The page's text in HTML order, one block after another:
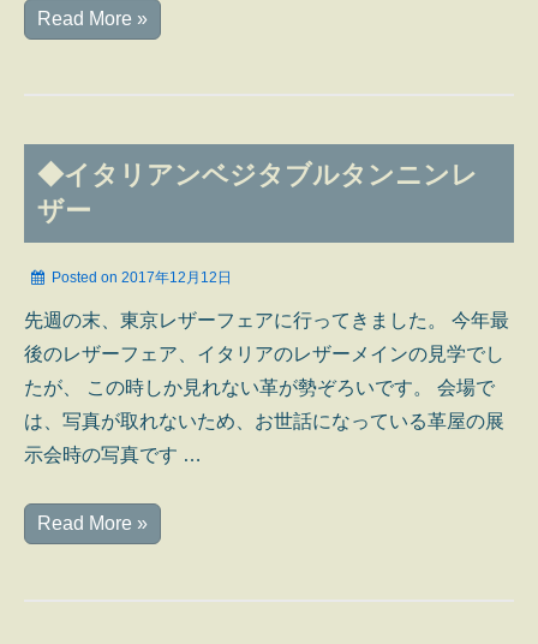
●12
Read More »
◆イタリアンベジタブルタンニンレ
ザー
Posted on 2017年12月12日
先週の末、東京レザーフェアに行ってきました。 今年最
後のレザーフェア、イタリアのレザーメインの見学でし
たが、 この時しか見れない革が勢ぞろいです。 会場で
は、写真が取れないため、お世話になっている革屋の展
示会時の写真です …
◆
Read More »